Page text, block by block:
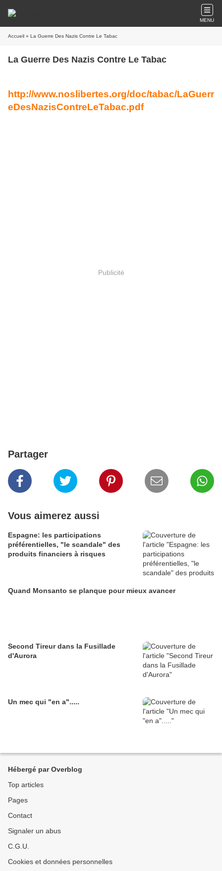
MENU
Accueil » La Guerre Des Nazis Contre Le Tabac
La Guerre Des Nazis Contre Le Tabac
http://www.noslibertes.org/doc/tabac/LaGuerr
eDesNazisContreLeTabac.pdf
Publicité
Partager
Vous aimerez aussi
Espagne: les participations
préférentielles, "le scandale" des
produits financiers à risques
Quand Monsanto se planque pour mieux avancer
Second Tireur dans la Fusillade
d'Aurora
Un mec qui "en a".....
Hébergé par Overblog
Top articles
Pages
Contact
Signaler un abus
C.G.U.
Cookies et données personnelles